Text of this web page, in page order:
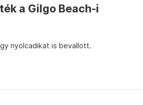
a Gilgo Beach-i
nyolcadikat is bevallott.